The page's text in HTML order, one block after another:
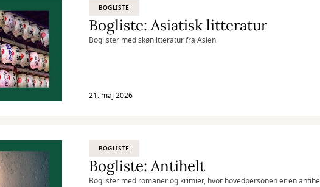
BOGLISTE
Bogliste: Asiatisk litteratur
Boglister med skønlitteratur fra Asien
21. maj 2026
BOGLISTE
Bogliste: Antihelt
Boglister med romaner og krimier, hvor hovedpersonen er en